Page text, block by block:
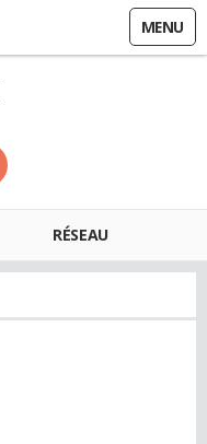
MENU
RÉSEAU